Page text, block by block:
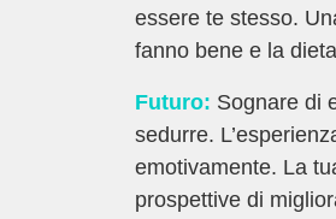
essere te stesso.
fanno bene e la
Futuro: Sognare di
sedurre.
emotivamente. La
prospettive di